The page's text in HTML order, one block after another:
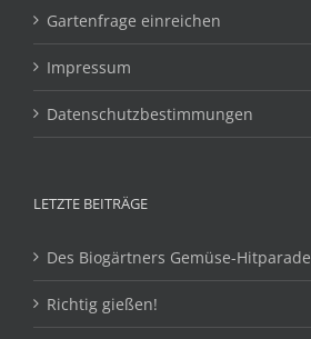
Gartenfrage einreichen
Impressum
Datenschutzbestimmungen
LETZTE BEITRÄGE
Des Biogärtners Gemüse-Hitparade
Richtig gießen!